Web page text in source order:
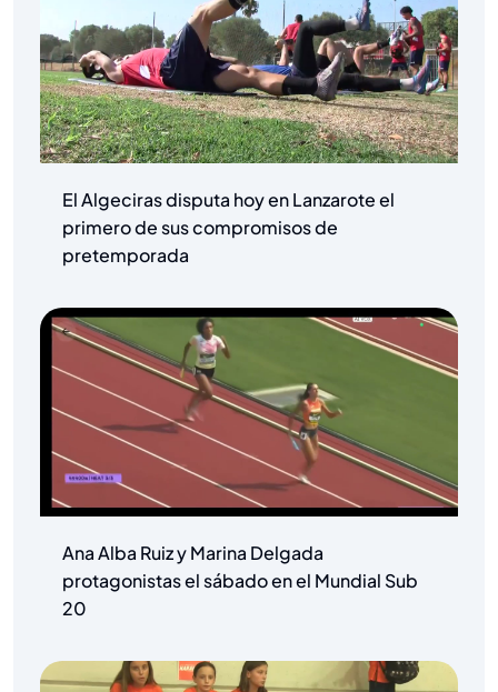
El Algeciras disputa hoy en Lanzarote el
primero de sus compromisos de
pretemporada
Ana Alba Ruiz y Marina Delgada
protagonistas el sábado en el Mundial Sub
20